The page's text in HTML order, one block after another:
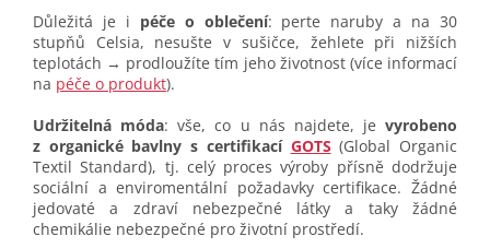
Důležitá je i péče o oblečení: perte naruby a na 30
stupňů Celsia, nesušte v sušičce, žehlete při nižších
teplotách → prodloužíte tím jeho životnost (více informací
na péče o produkt).
Udržitelná móda: vše, co u nás najdete, je vyrobeno
z organické bavlny s certifikací GOTS (Global Organic
Textil Standard), tj. celý proces výroby přísně dodržuje
sociální a enviromentální požadavky certifikace. Žádné
jedovaté a zdraví nebezpečné látky a taky žádné
chemikálie nebezpečné pro životní prostředí.